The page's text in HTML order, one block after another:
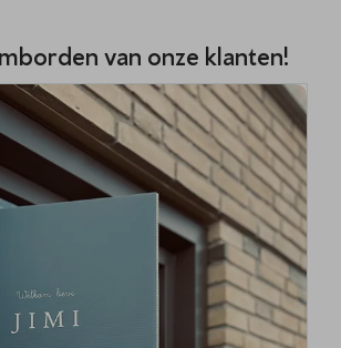
van onze klanten!